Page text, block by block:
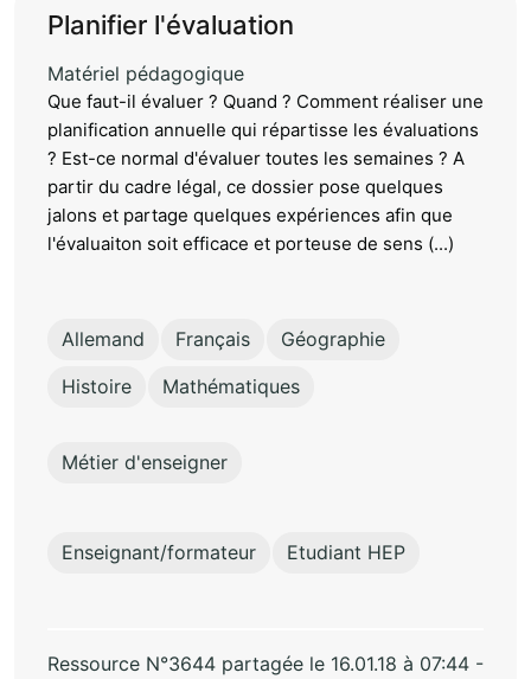
Planifier l'évaluation
Matériel pédagogique
Que faut-il évaluer ? Quand ? Comment réaliser une
planification annuelle qui répartisse les évaluations
? Est-ce normal d'évaluer toutes les semaines ? A
partir du cadre légal, ce dossier pose quelques
jalons et partage quelques expériences afin que
l'évaluaiton soit efficace et porteuse de sens (...)
Allemand Français
Géographie
Histoire
Mathématiques
Métier d'enseigner
Enseignant/formateur Etudiant HEP
Ressource N°3644 partagée le 16.01.18 à 07:44 -